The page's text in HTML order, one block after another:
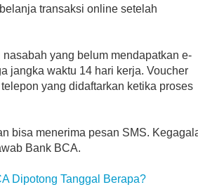
transaksi online setelah
yang belum mendapatkan e-
jangka waktu 14 hari kerja. Voucher
yang didaftarkan ketika proses
bisa menerima pesan SMS.
Bank BCA.
Dipotong Tanggal Berapa?